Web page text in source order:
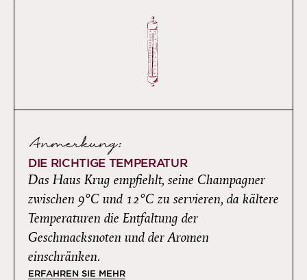
Anmerkung:
DIE RICHTIGE TEMPERATUR
Das Haus Krug empfiehlt, seine Champagner
zwischen 9°C und 12°C zu servieren, da kältere
Temperaturen die Entfaltung der
Geschmacksnoten und der Aromen
einschränken.
ERFAHREN SIE MEHR